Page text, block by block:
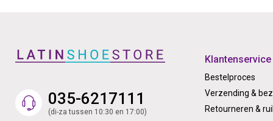
035-6217111
(di-za tussen 10:30 en 17:00)
Klantenservice
Bestelproces
Verzending &
Retourneren &